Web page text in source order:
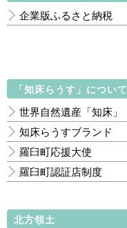
企業版ふるさと納税
「知床らうす」について
世界自然遺産「知床」
知床らうすブランド
羅臼町応援大使
羅臼町認証店制度
北方領土